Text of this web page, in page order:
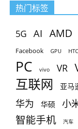
热门标签
5G AI AMD
Facebook GPU HTC
PC vivo VR
互联网 亚马
华为 华硕 小
智能手机 汽车